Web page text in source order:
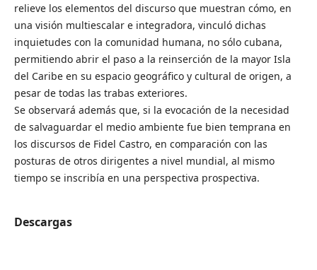
relieve los elementos del discurso que muestran cómo, en
una visión multiescalar e integradora, vinculó dichas
inquietudes con la comunidad humana, no sólo cubana,
permitiendo abrir el paso a la reinserción de la mayor Isla
del Caribe en su espacio geográfico y cultural de origen, a
pesar de todas las trabas exteriores.
Se observará además que, si la evocación de la necesidad
de salvaguardar el medio ambiente fue bien temprana en
los discursos de Fidel Castro, en comparación con las
posturas de otros dirigentes a nivel mundial, al mismo
tiempo se inscribía en una perspectiva prospectiva.
Descargas